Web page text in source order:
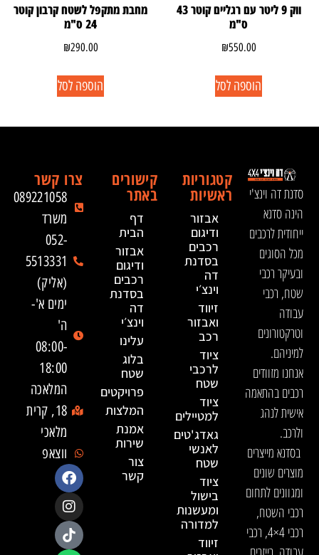
ווק 9 ליטר עם רגליים קוטר 43
ס"מ
₪550.00
הוספה לסל
מחבת מתקפל לשטח קרבון קוטר
24 ס"מ
₪290.00
הוספה לסל
סדנת דה וינצ'י
הינה סדנא
ייחודית לרכבים
מכל הסוגים
ובעיקר רכבי
שטח, רכבי
עבודה
וטרקטורונים
למיניהם.
אנחנו מזוודים
רכבים בהתאמה
אישית לנהג
ולרכב.
בסדנא מייצרים
מוצרים שונים
ומגוונים לתחום
רכבי השטח,
רכבי 4×4, רכבי
קטגוריות
ראשיות
אבזור
ודיגום
רכבים
בסדנת
דה
וינצ׳י
זיווד
ואבזור
רכב
ציוד
לרכבי
שטח
ציוד
למטיילים
גאדג'טים
לאנשי
שטח
ציוד
בישול
ומעשנות
למדורה
זיווד
קישורים
באתר
דף
הבית
אבזור
ודיגום
רכבים
בסדנת
דה
וינצ׳י
עלינו
בלוג
שטח
פרויקטים
המלצות
אמנת
שירות
צור
קשר
צרו קשר
089221058
משרד
052-
5513331
(אליק)
ימים א'-
ה'
08:00-
18:00
המלאכה
18, קרית
מלאכי
ווצאפ